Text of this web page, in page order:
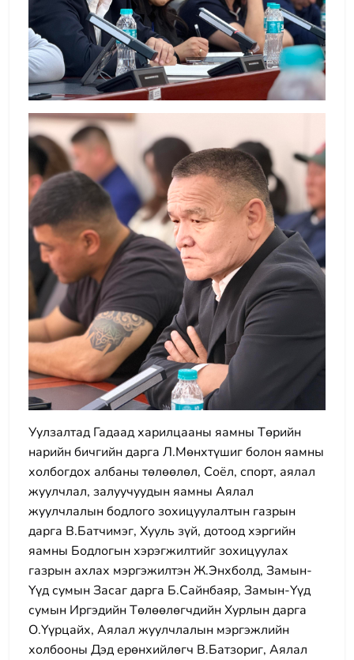
Уулзалтад Гадаад харилцааны яамны Төрийн
нарийн бичгийн дарга Л.Мөнхтүшиг болон яамны
холбогдох албаны төлөөлөл, Соёл, спорт, аялал
жуулчлал, залуучуудын яамны Аялал
жуулчлалын бодлого зохицуулалтын газрын
дарга В.Батчимэг, Хууль зүй, дотоод хэргийн
яамны Бодлогын хэрэгжилтийг зохицуулах
газрын ахлах мэргэжилтэн Ж.Энхболд, Замын-
Үүд сумын Засаг дарга Б.Сайнбаяр, Замын-Үүд
сумын Иргэдийн Төлөөлөгчдийн Хурлын дарга
О.Үүрцайх, Аялал жуулчлалын мэргэжлийн
холбооны Дэд ерөнхийлөгч В.Батзориг, Аялал